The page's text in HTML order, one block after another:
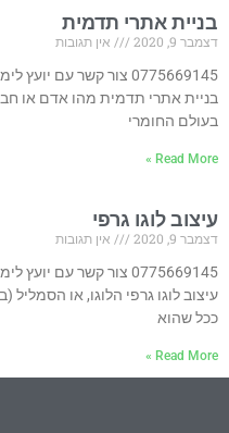
בניית אתרי תדמית
דצמבר 9, 2020
אין תגובות
0775669145 צור קשר עם
בניית אתרי תדמית מהו אדם או
בעולם החומרי
Read More »
עיצוב לוגו גרפי
דצמבר 9, 2020
אין תגובות
0775669145 צור קשר עם
עיצוב לוגו גרפי הלוגו, או
ככל שהוא
Read More »